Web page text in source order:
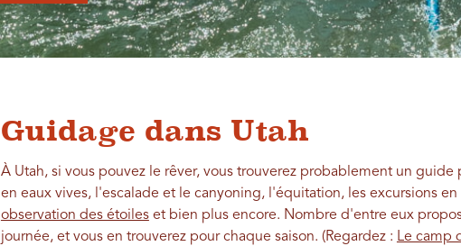
Guidage dans Utah
À Utah, si vous pouvez le rêver, vous trouverez probablement un
en eaux vives, l'escalade et le canyoning, l'équitation, les excursions
observation des étoileset bien plus encore. Nombre d'entre eux
journée, et vous en trouverez pour chaque saison. (Regardez : Le camp